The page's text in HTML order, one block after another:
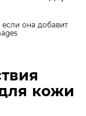
она добавит
кожи